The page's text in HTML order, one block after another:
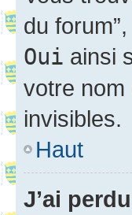
du forum”,
Oui ainsi
votre nom
invisibles.
Haut
J’ai